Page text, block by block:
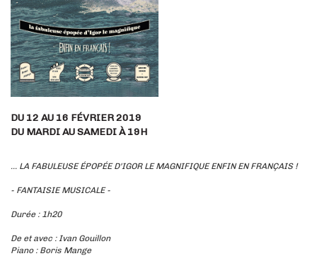
DU 12 AU 16 FÉVRIER 2019
DU MARDI AU SAMEDI À 19H
... LA FABULEUSE ÉPOPÉE D'IGOR LE MAGNIFIQUE ENFIN EN FRANÇAIS !
- FANTAISIE MUSICALE -
Durée : 1h20
De et avec : Ivan Gouillon
Piano : Boris Mange